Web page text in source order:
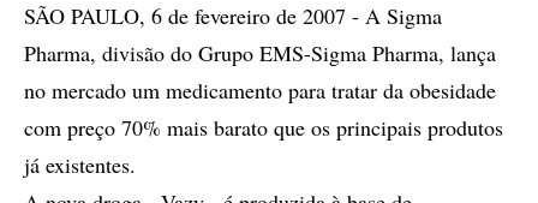
compartilhamento
SÃO PAULO, 6 de fevereiro de 2007 - A Sigma
Pharma, divisão do Grupo EMS-Sigma Pharma, lança
no mercado um medicamento para tratar da obesidade
com preço 70% mais barato que os principais produtos
já existentes.